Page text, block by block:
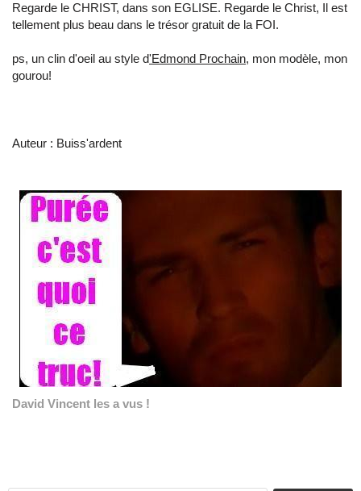
Regarde le CHRIST, dans son EGLISE. Regarde le Christ, Il est
tellement plus beau dans le trésor gratuit de la FOI.
ps, un clin d'oeil au style d'Edmond Prochain, mon modèle, mon
gourou!
Auteur : Buiss'ardent
David Vincent les a vus !